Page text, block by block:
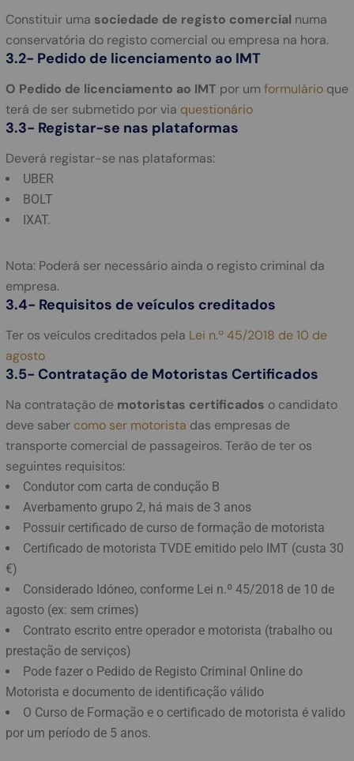
Constituir uma sociedade de registo comercial numa
conservatória do registo comercial ou empresa na hora.
3.2- Pedido de licenciamento ao IMT
O Pedido de licenciamento ao IMT por um formulário que
terá de ser submetido por via questionário
3.3- Registar-se nas plataformas
Deverá registar-se nas plataformas:
UBER
BOLT
IXAT.
Nota: Poderá ser necessário ainda o registo criminal da
empresa.
3.4- Requisitos de veículos creditados
Ter os veículos creditados pela Lei n.º 45/2018 de 10 de
agosto
3.5- Contratação de Motoristas Certificados
Na contratação de motoristas certificados o candidato
deve saber como ser motorista das empresas de
transporte comercial de passageiros. Terão de ter os
seguintes requisitos:
Condutor com carta de condução B
Averbamento grupo 2, há mais de 3 anos
Possuir certificado de curso de formação de motorista
Certificado de motorista TVDE emitido pelo IMT (custa 30
€)
Considerado Idóneo, conforme Lei n.º 45/2018 de 10 de
agosto (ex: sem crimes)
Contrato escrito entre operador e motorista (trabalho ou
prestação de serviços)
Pode fazer o Pedido de Registo Criminal Online do
Motorista e documento de identificação válido
O Curso de Formação e o certificado de motorista é valido
por um período de 5 anos.